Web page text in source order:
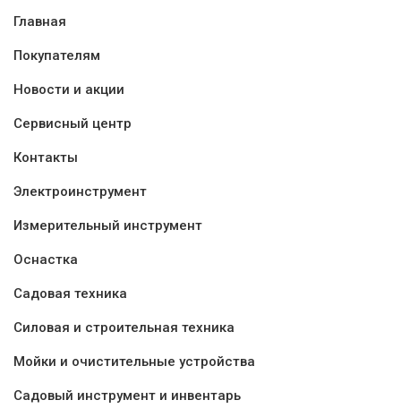
Главная
Покупателям
Новости и акции
Сервисный центр
Контакты
Электроинструмент
Измерительный инструмент
Оснастка
Садовая техника
Силовая и строительная техника
Мойки и очистительные устройства
Садовый инструмент и инвентарь